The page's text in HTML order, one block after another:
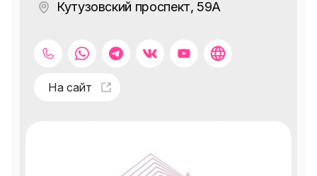
Кутузовский проспект, 59А
На сайт